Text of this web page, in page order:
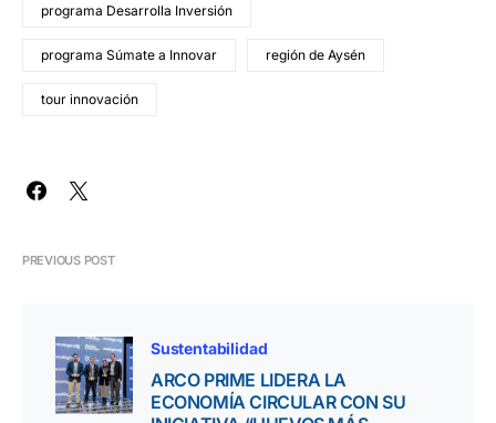
programa Desarrolla Inversión
programa Súmate a Innovar región de Aysén
tour innovación
PREVIOUS POST
Sustentabilidad
ARCO PRIME LIDERA LA
ECONOMÍA CIRCULAR CON SU